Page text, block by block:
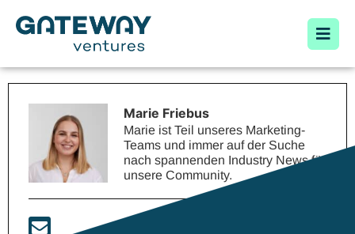
Marie Friebus
Marie ist Teil unseres Marketing-
Teams und immer auf der Suche
nach spannenden Industry News für
unsere Community.